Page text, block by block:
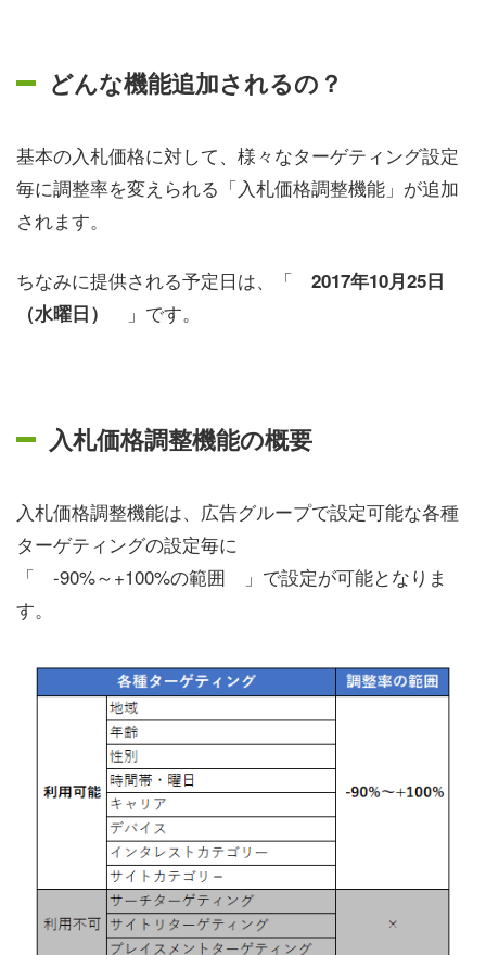
どんな機能追加されるの？
基本の入札価格に対して、様々なターゲティング設定
毎に調整率を変えられる「入札価格調整機能」が追加
されます。
ちなみに提供される予定日は、「 2017年10月25日
（水曜日）
」です。
入札価格調整機能の概要
入札価格調整機能は、広告グループで設定可能な各種
ターゲティングの設定毎に
「 -90%～+100%の範囲 」で設定が可能となりま
す。